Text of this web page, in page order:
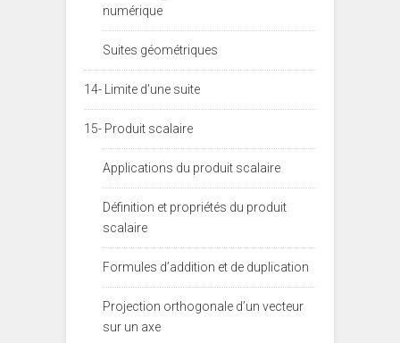
numérique
Suites géométriques
14- Limite d’une suite
15- Produit scalaire
Applications du produit scalaire
Définition et propriétés du produit
scalaire
Formules d’addition et de duplication
Projection orthogonale d’un vecteur
sur un axe